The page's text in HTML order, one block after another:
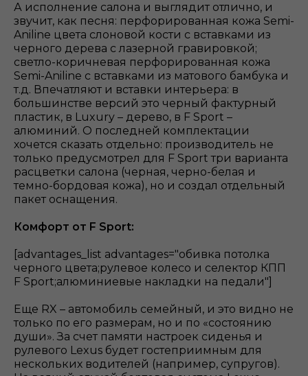
А исполнение салона и выглядит отлично, и
звучит, как песня: перфорированная кожа Semi-
Aniline цвета слоновой кости с вставками из
черного дерева с лазерной гравировкой;
светло-коричневая перфорированная кожа
Semi-Aniline с вставками из матового бамбука и
т.д. Впечатляют и вставки интерьера: в
большинстве версий это черный фактурный
пластик, в Luxury – дерево, в F Sport –
алюминий. О последней комплектации
хочется сказать отдельно: производитель не
только предусмотрел для F Sport три варианта
расцветки салона (черная, черно-белая и
темно-бордовая кожа), но и создал отдельный
пакет оснащения.
Комфорт от F Sport:
[advantages_list advantages="обивка потолка
черного цвета;рулевое колесо и селектор КПП
F Sport;алюминиевые накладки на педали"]
Еще RX – автомобиль семейный, и это видно не
только по его размерам, но и по «состоянию
души». За счет памяти настроек сиденья и
рулевого Lexus будет гостеприимным для
нескольких водителей (например, супругов).